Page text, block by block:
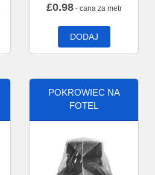
£0.98- cana za metr
DODAJ
POKROWIEC NA
FOTEL